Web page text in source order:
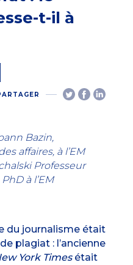
t-il à
Bazin,
affaires, à l’EM
Professeur
à l’EM
du journalisme était
plagiat: l’ancienne
York Timesétait